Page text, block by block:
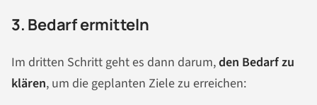
3. Bedarf ermitteln
Im dritten Schritt geht es dann darum,den Bedarf zu
klären, um die geplanten Ziele zu erreichen: